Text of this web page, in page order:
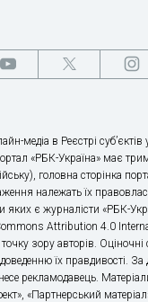
медіа в Реєстрі
«РБК-Україна» має
головна сторінка
належать їх
яких є журналісти «РБК-
Attribution 4.0
зору авторів.
їх правдивості. За
несе рекламодавець.
«Партнерський